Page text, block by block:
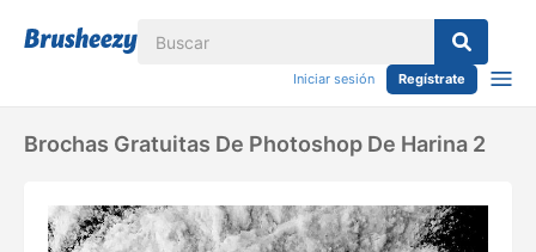
Iniciar sesión Regístrate
Brochas Gratuitas De Photoshop De Harina 2